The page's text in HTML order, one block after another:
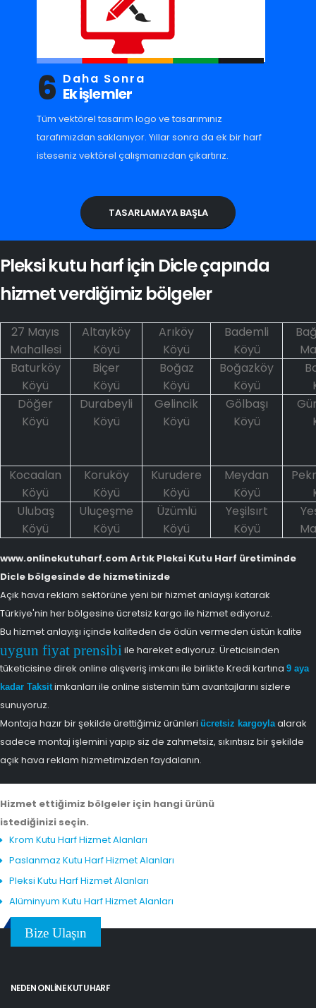
6 Daha Sonra
Ek işlemler
Tüm vektörel tasarım logo ve tasarımınız
tarafımızdan saklanıyor. Yıllar sonra da ek bir harf
isteseniz vektörel çalışmanızdan çıkartırız.
TASARLAMAYA BAŞLA
Pleksi kutu harf için Dicle çapında
hizmet verdiğimiz bölgeler
27 Mayıs
Mahallesi
Altayköy
Köyü
Arıköy
Köyü
Bademli
Köyü
Baturköy
Köyü
Biçer
Köyü
Boğaz
Köyü
Boğazköy
Köyü
Döğer
Köyü
Durabeyli
Köyü
Gelincik
Köyü
Gölbaşı
Köyü
Kocaalan
Köyü
Koruköy
Köyü
Kurudere
Köyü
Meydan
Köyü
Ulubaş
Köyü
Uluçeşme
Köyü
Üzümlü
Köyü
Yeşilsırt
Köyü
www.onlinekutuharf.com Artık Pleksi Kutu Harf üretiminde
Dicle bölgesinde de hizmetinizde
Açık hava reklam sektörüne yeni bir hizmet anlayışı katarak
Türkiye'nin her bölgesine ücretsiz kargo ile hizmet ediyoruz.
Bu hizmet anlayışı içinde kaliteden de ödün vermeden üstün kalite
uygun fiyat prensibi ile hareket ediyoruz. Üreticisinden
tüketicisine direk online alışveriş imkanı ile birlikte Kredi kartına 9 aya
kadar Taksitimkanları ile online sistemin tüm avantajlarını sizlere
sunuyoruz.
Montaja hazır bir şekilde ürettiğimiz ürünleri ücretsiz kargoylaalarak
sadece montaj işlemini yapıp siz de zahmetsiz, sıkıntısız bir şekilde
açık hava reklam hizmetimizden faydalanın.
Hizmet ettiğimiz bölgeler için hangi ürünü
istediğinizi seçin.
Krom Kutu Harf Hizmet Alanları
Paslanmaz Kutu Harf Hizmet Alanları
Pleksi Kutu Harf Hizmet Alanları
Alüminyum Kutu Harf Hizmet Alanları
Bize Ulaşın
NEDEN ONLINE KUTU HARF